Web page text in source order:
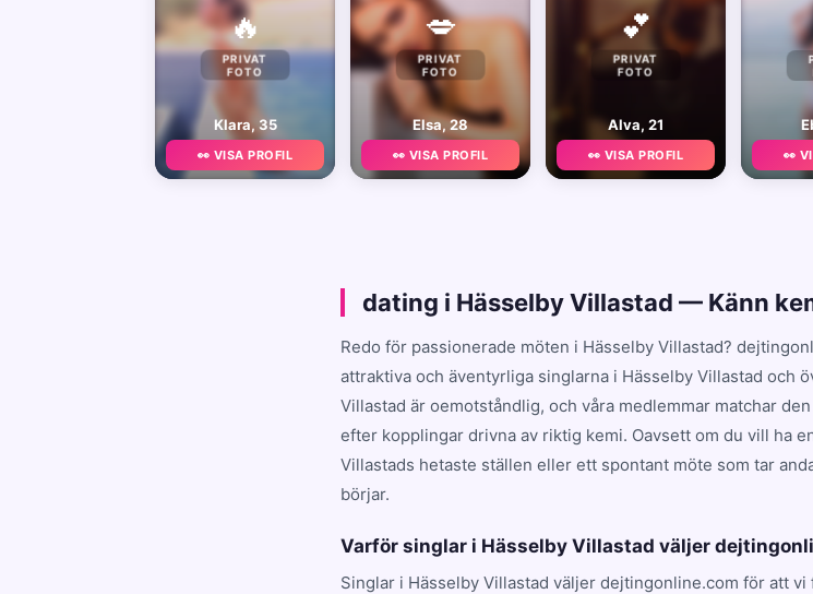
🔥
PRIVAT
FOTO
Klara, 35
👀 VISA PROFIL
💋
PRIVAT
FOTO
Elsa, 28
👀 VISA PROFIL
💕
PRIVAT
FOTO
Alva, 21
👀 VISA PROFIL 👀
dating i Hässelby Villastad — Känn
Redo för passionerade möten i Hässelby Villastad?
attraktiva och äventyrliga singlarna i Hässelby Villastad och
Villastad är oemotståndlig, och våra medlemmar matchar
efter kopplingar drivna av riktig kemi. Oavsett om du vill ha
Villastads hetaste ställen eller ett spontant möte som tar
börjar.
Varför singlar i Hässelby Villastad väljer
Singlar i Hässelby Villastad väljer dejtingonline.com för att